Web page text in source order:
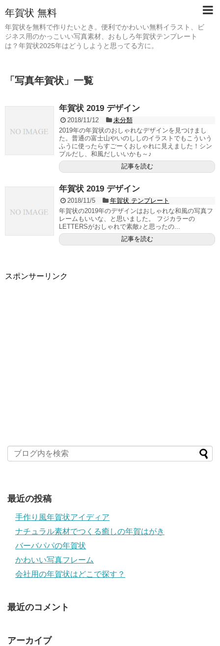
年賀状 無料
年賀状を無料で作りたいとき。便利でかわいい無料イラスト、ビ
ジネス用のかっこいい写真素材、おもしろ年賀状テンプレート
は？年賀状2025年はどうしようと思ってる方に。
「 写真年賀状 」 一覧
年賀状 2019 デザイン
2018/11/12
未分類
2019年の年賀状のおしゃれなデザインを見つけまし
た。普通の富士山やいのししのイラストでもこういう
ふうに使ったらすごーくおしゃれに見えました！シン
プルだし、和風だしいいかも～♪
記事を読む
年賀状 2019 デザイン
2018/11/5
年賀状 テンプレート
年賀状の2019年のデザインはおしゃれな和風の写真フ
レームもいいな、と思いました。 フジカラーの
LETTERSがおしゃれで素敵♪と思ったの...
記事を読む
スポンサーリンク
最近の投稿
手作り風年賀状アイディア
ナチュラル素材でつくる癒しの年賀はがき
バーバパパの年賀状
かわいい写真フレーム
会社用の年賀状はどこで探す？
最近のコメント
アーカイブ